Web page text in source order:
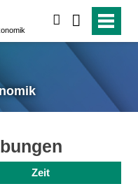
Zeit